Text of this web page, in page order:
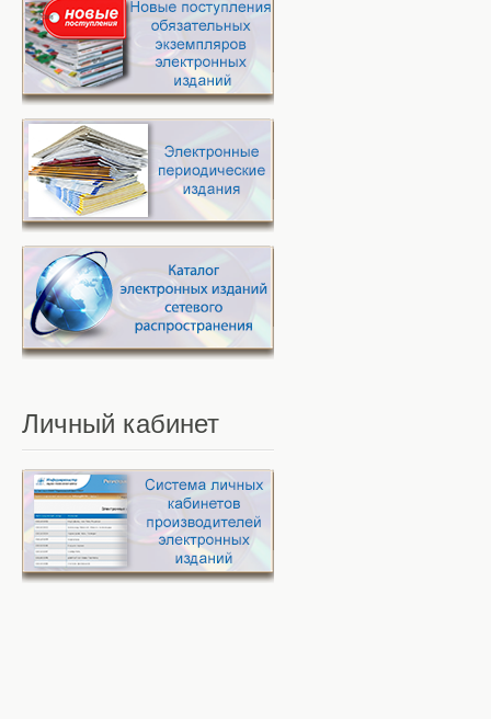
Личный кабинет